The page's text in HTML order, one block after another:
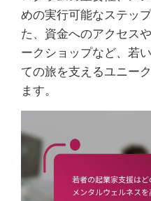
めの実行可能なステッ
た、資金へのアクセス
ークショップなど、若
ての旅を支えるユニー
ます。